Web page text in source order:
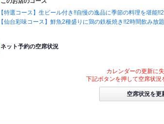
【特選コース】生ビール付き!!自慢の逸品に季節の料理を堪能
【仙台彩味コース】鮮魚2種盛りに鶏の鉄板焼き!!2時間飲み放
ネット予約の空席状況
カレンダーの更新に
下記ボタンを押して空席状況
空席状況を更